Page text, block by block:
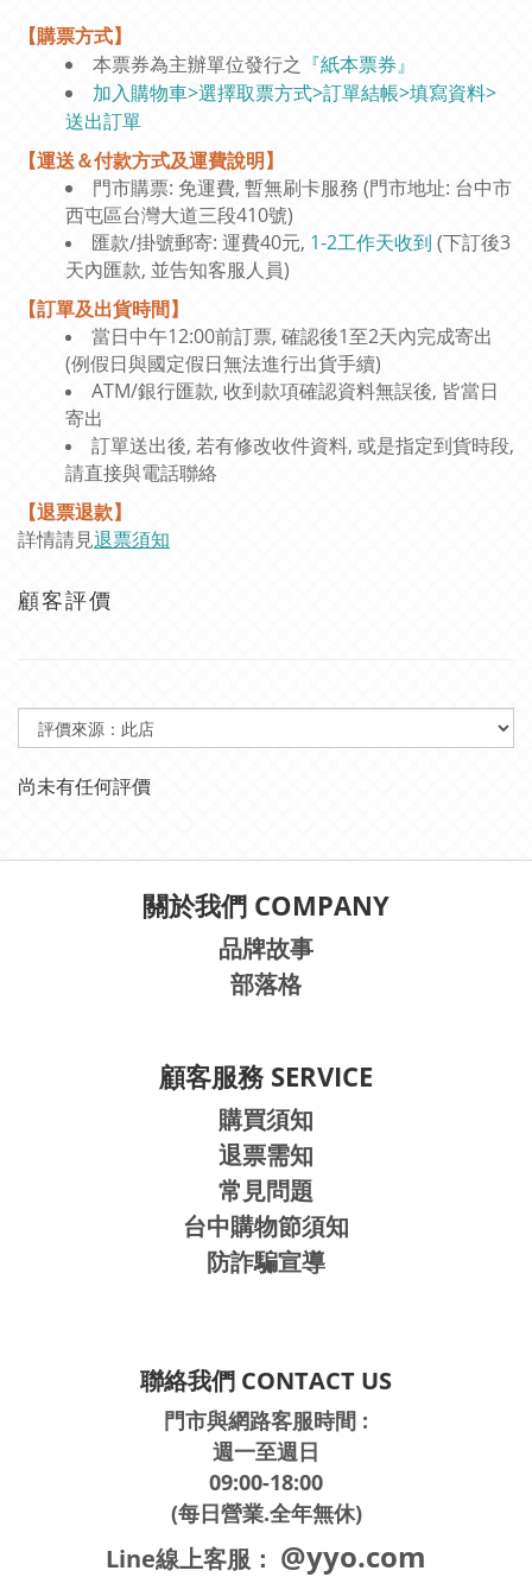
【購票方式】
本票券為主辦單位發行之 『紙本票券』
加入購物車>選擇取票方式>訂單結帳>填寫資料>
送出訂單
【運送＆付款方式及運費說明】
門市購票: 免運費, 暫無刷卡服務 (門市地址: 台中市
西屯區台灣大道三段410號)
匯款/掛號郵寄: 運費40元, 1-2工作天收到 (下訂後3
天內匯款, 並告知客服人員)
【訂單及出貨時間】
當日中午12:00前訂票, 確認後1至2天內完成寄出
(例假日與國定假日無法進行出貨手續)
ATM/銀行匯款, 收到款項確認資料無誤後, 皆當日
寄出
訂單送出後, 若有修改收件資料, 或是指定到貨時段,
請直接與電話聯絡
【退票退款】
詳情請見退票須知
顧客評價
尚未有任何評價
關於我們 COMPANY
品牌故事
部落格
顧客服務 SERVICE
購買須知
退票需知
常見問題
台中購物節須知
防詐騙宣導
聯絡我們 CONTACT US
門市與網路客服時間 :
週一至週日
09:00-18:00
(每日營業.全年無休)
Line線上客服： @yyo.com